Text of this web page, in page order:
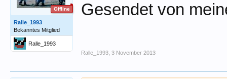
Offline
Ralle_1993
Bekanntes Mitglied
Ralle_1993
Gesendet von
Ralle_1993 3 November 2013